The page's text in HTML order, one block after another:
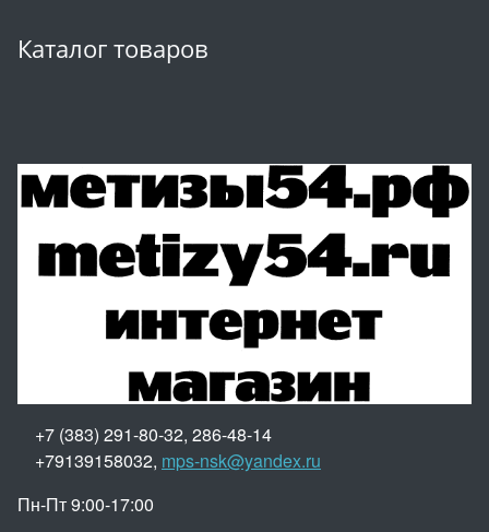
Каталог товаров
+7 (383) 291-80-32, 286-48-14
+79139158032, mps-nsk@yandex.ru
Пн-Пт 9:00-17:00